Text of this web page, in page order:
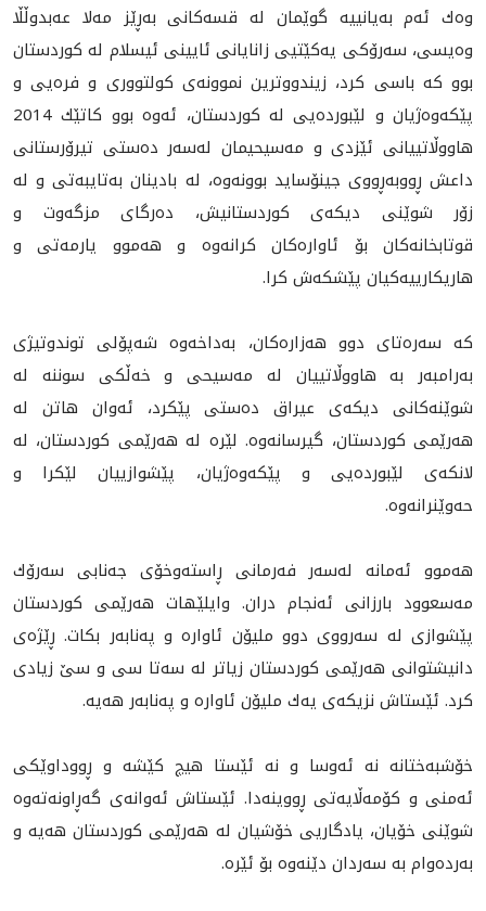
وه‌ك ئه‌م به‌يانييه‌ گوێمان لە قسەكانی به‌ڕێز مه‌لا عه‌بدوڵڵا
وه‌يسى، سه‌رۆكى يه‌كێتيى زانايانى ئايينى ئيسلام له‌ كوردستان
بوو كە باسى كرد، زيندووترين نموونه‌ى كولتوورى و فره‌يى و
پێكه‌وه‌ژيان و لێبورده‌يى له‌ كوردستان، ئه‌وه‌ بوو كاتێك 2014
هاووڵاتييانى ئێزدی و مەسیحیمان له‌سه‌ر ده‌ستى تيرۆرستانى
داعش ڕووبه‌ڕووى جينۆسايد بوونه‌وه‌، له‌ بادينان به‌تايبه‌تى و له‌
زۆر شوێنى ديكه‌ى كوردستانيش، ده‌رگاى مزگه‌وت و
قوتابخانه‌كان بۆ ئاواره‌كان كرانه‌وه‌ و هه‌موو يارمه‌تى و
هاريكارييه‌كیان پێشكه‌ش كرا.
كه‌ سه‌ره‌تاى دوو هه‌زاره‌كان، به‌داخه‌وه‌ شه‌پۆلى توندوتيژى
به‌رامبه‌ر به‌ هاووڵاتييان له‌ مه‌سيحى و خه‌ڵكى سوننه‌ له‌
شوێنه‌كانى ديكه‌ى عيراق ده‌ستى پێكرد، ئه‌وان هاتن له‌
هه‌رێمى كوردستان، گيرسانه‌وه‌. لێره‌ له‌ هه‌رێمى كوردستان، له‌
لانكه‌ى لێبورده‌يى و پێكه‌وه‌ژيان، پێشوازييان لێكرا و
حه‌وێنرانه‌وه‌.
هه‌موو ئه‌مانه‌ له‌سه‌ر فه‌رمانى ڕاسته‌وخۆى جه‌نابى سه‌رۆك
مەسعوود بارزانى ئه‌نجام دران. وايلێهات هه‌رێمى كوردستان
پێشوازى له‌ سه‌رووى دوو مليۆن ئاواره‌ و په‌نابه‌ر بكات. ڕێژه‌ى
دانيشتوانى هه‌رێمى كوردستان زياتر له‌ سه‌تا سى و سێ زيادى
كرد. ئێستاش نزيكه‌ى يه‌ك مليۆن ئاواره‌ و په‌نابه‌ر هه‌يه‌.
خۆشبه‌ختانه‌ نه‌ ئه‌وسا و نه‌ ئێستا هيچ كێشه‌ و ڕووداوێكى
ئه‌منى و كۆمه‌ڵايه‌تى ڕووينه‌دا. ئێستاش ئه‌وانه‌ى‌ گه‌ڕاونه‌ته‌وه
شوێنى خۆيان‌، يادگاريى خۆشيان له‌ هه‌رێمى كوردستان هه‌يه‌ و
به‌رده‌وام به‌ سه‌ردان دێنه‌وه‌ بۆ ئێره‌.